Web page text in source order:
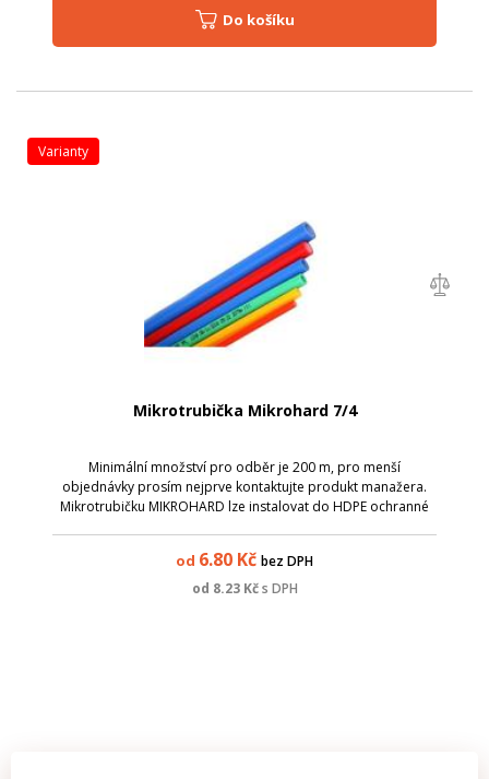
Do košíku
Mikrotrubička Mikrohard 7/4
Minimální množství pro odběr je 200 m, pro menší
objednávky prosím nejprve kontaktujte produkt manažera.
Mikrotrubičku MIKROHARD lze instalovat do HDPE ochranné
od 6.80 Kč bez DPH
od 8.23Kč s DPH
varianty